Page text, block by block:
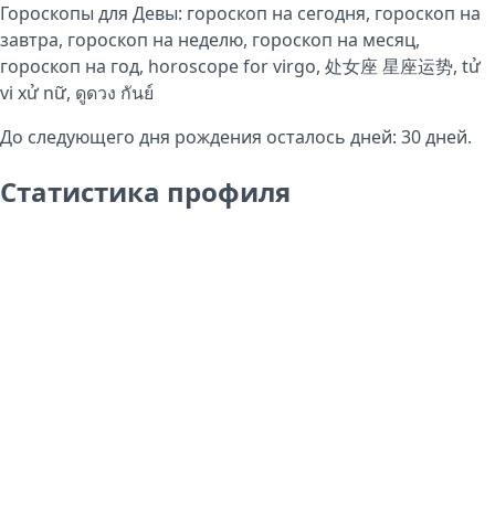
Гороскопы для Девы: гороскоп на сегодня, гороскоп на
завтра, гороскоп на неделю, гороскоп на месяц,
гороскоп на год, horoscope for virgo, 处女座 星座运势, tử
vi xử nữ, ดูดวง กันย์
До следующего дня рождения осталось дней: 30дней.
Статистика профиля